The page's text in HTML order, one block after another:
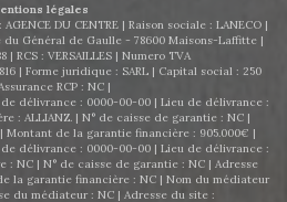
légales
DU CENTRE | Raison sociale : LANECO |
du Général de Gaulle - 78600 Maisons-Laffitte |
| RCS : VERSAILLES | Numero TVA
| Forme juridique : SARL | Capital social : 250
RCP : NC |
de délivrance : 0000-00-00 | Lieu de délivrance :
: ALLIANZ. | N° de caisse de garantie : NC |
Montant de la garantie financière : 905.000€ |
de délivrance : 0000-00-00 | Lieu de délivrance :
: NC | N° de caisse de garantie : NC | Adresse
la garantie financière : NC | Nom du médiateur
du médiateur : NC | Adresse du site :